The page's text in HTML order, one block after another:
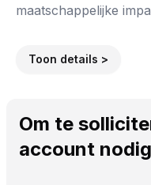
maatschappelijke
Toon details >
Om te
account